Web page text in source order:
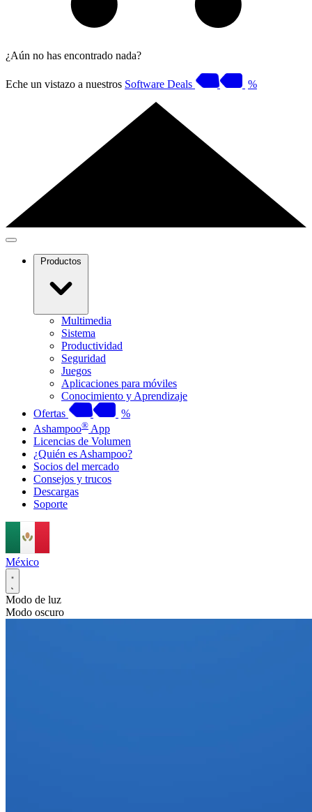
¿Aún no has encontrado nada?
Eche un vistazo a nuestros Software Deals %
Productos
Multimedia
Sistema
Productividad
Seguridad
Juegos
Aplicaciones para móviles
Conocimiento y Aprendizaje
Ofertas
%
Ashampoo® App
Licencias de Volumen
¿Quién es Ashampoo?
Socios del mercado
Consejos y trucos
Descargas
Soporte
México
Modo de luz
Modo oscuro